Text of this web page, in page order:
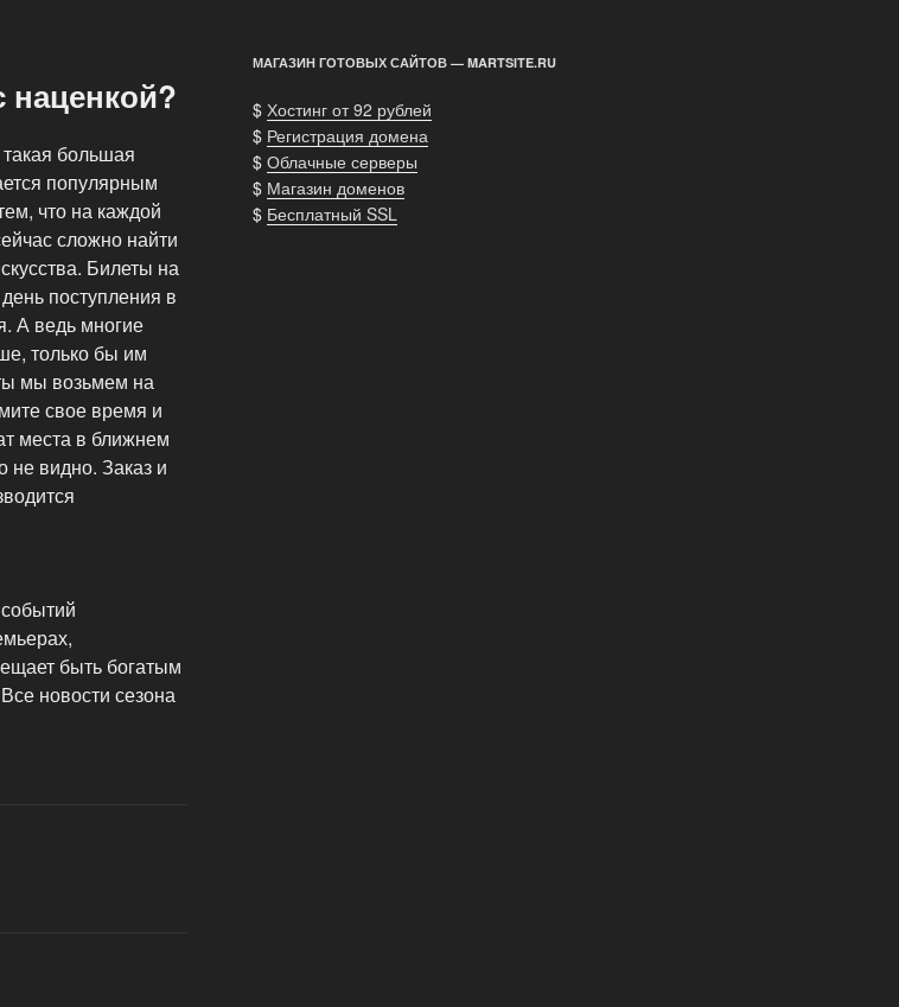
большая
популярным
что на каждой
сложно найти
Билеты на
поступления в
А ведь многие
только бы им
мы возьмем на
свое время и
места в ближнем
не видно. Заказ и
быть богатым
новости сезона
МАГАЗИН ГОТОВЫХ САЙТОВ — MARTSITE.RU
$ Хостинг от 92 рублей
$ Регистрация домена
$ Облачные серверы
$ Магазин доменов
$ Бесплатный SSL